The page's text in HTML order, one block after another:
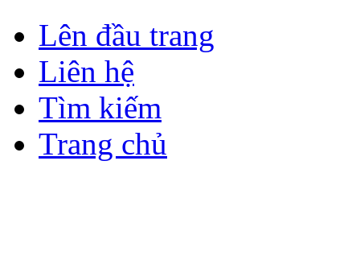
Lên đầu trang
Liên hệ
Tìm kiếm
Trang chủ